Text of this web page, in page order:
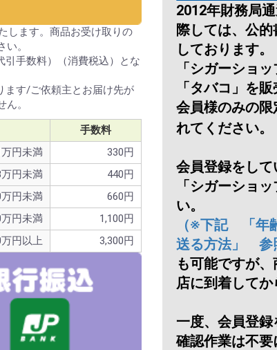
お買い物を続ける カートへ進む
します。商品お受け取りの
。
引手数料）（消費税込）とな
ます/ご依頼主とお届け先が
。
手数料
万円未満
330円
円未満
440円
円未満
660円
円未満
1,100円
円以上
3,300円
2012年財務局
際しては、公
しております。
「シガーショ
「タバコ」を
会員様のみの
れてください。
会員登録をし
「シガーショ
い。
（※下記 「年
送る方法」 参
も可能ですが
店に到着してか
一度、会員登
確認作業は不要